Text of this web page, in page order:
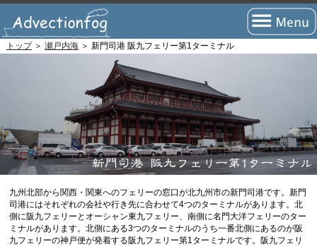
トップページ
瀬戸内海航路
北海道航路
九州・四国(太平洋)航路
沖縄・離島航路
トップ＞ 瀬戸内海＞ 新門司港 阪九フェリー第1ターミナル
九州北部から関西・関東へのフェリーの窓口が北九州市の新門司港です。新門
司港にはそれぞれの会社や行き先に合わせて4つのターミナルがあります。北
側に阪九フェリーとオーシャン東九フェリー、南側に名門大洋フェリーのター
ミナルがあります。北側にある3つのターミナルのうち一番北側にあるのが阪
九フェリーの神戸便が発着する阪九フェリー第1ターミナルです。阪九フェリ